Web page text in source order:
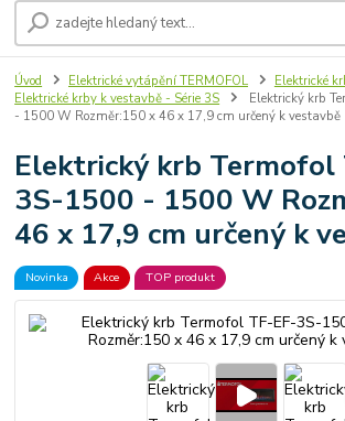
Úvod Elektrické vytápění TERMOFOL
Elektrické
Elektrické krby k vestavbě - Série 3S
Elektrický krb
- 1500 W Rozměr:150 x 46 x 17,9 cm určený k vestavbě
Elektrický krb Termofol
3S-1500 - 1500 W
46 x 17,9 cm určený k
Novinka Akce TOP produkt